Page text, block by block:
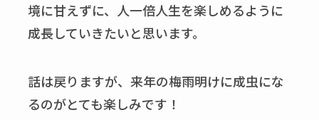
境に甘えずに、人一倍人生を楽しめるように
成長していきたいと思います。
話は戻りますが、来年の梅雨明けに成虫にな
るのがとても楽しみです！